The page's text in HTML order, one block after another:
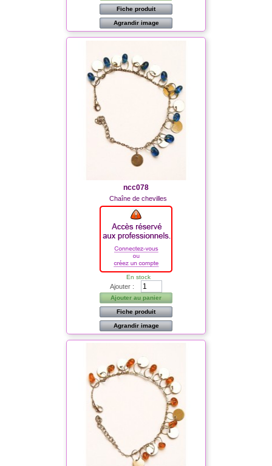
Fiche produit
Agrandir image
ncc078
Chaîne de chevilles
En stock
Ajouter :
Ajouter au panier
Fiche produit
Agrandir image